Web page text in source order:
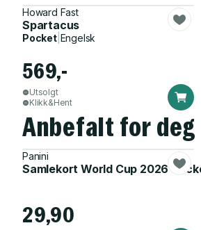
Howard Fast
Spartacus
Pocket| Engelsk
569,-
Utsolgt
Klikk&Hent
Anbefalt for deg
Panini
Samlekort World Cup 2026
29,90